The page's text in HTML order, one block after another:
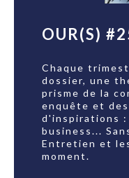
OUR(S)
Chaque
dossier, une
prisme de la
enquête et
d'inspirations :
business...
Entretien et
moment.